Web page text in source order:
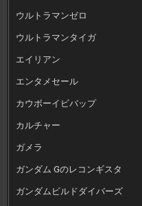
ウルトラマンゼロ
ウルトラマンタイガ
エイリアン
エンタメセール
カウボーイビバップ
カルチャー
ガメラ
ガンダム Gのレコンギスタ
ガンダムビルドダイバーズ